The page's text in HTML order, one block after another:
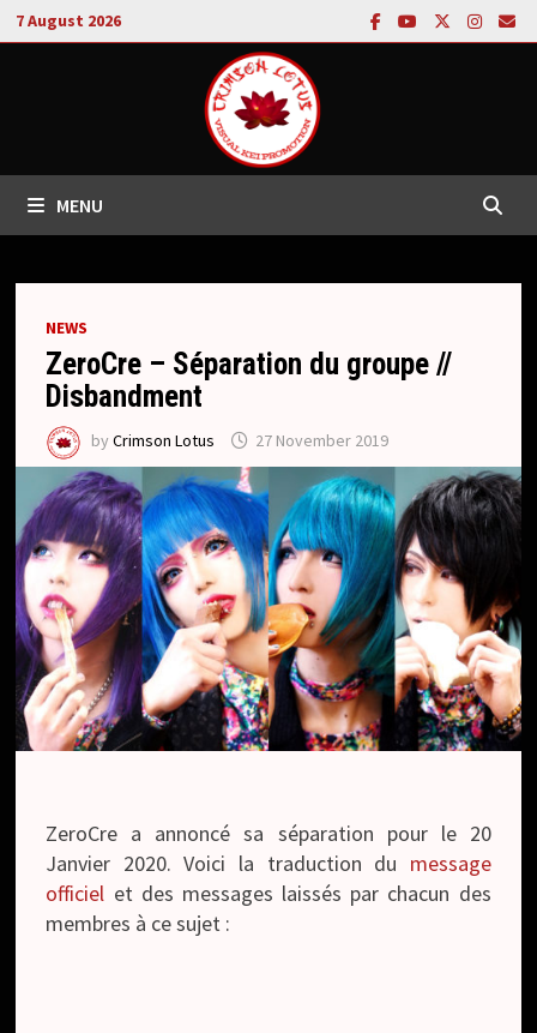
Skip
to
7 August 2026
MENU
NEWS
ZeroCre – Séparation du groupe //
Disbandment
byCrimson Lotus 27 November 2019
ZeroCre a annoncé sa séparation pour le 20
Janvier 2020. Voici la traduction du message
officiel et des messages laissés par chacun des
membres à ce sujet :